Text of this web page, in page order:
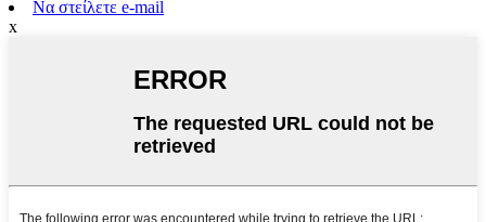
Να στείλετε e-mail
x